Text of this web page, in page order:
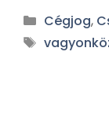
Cégjog,